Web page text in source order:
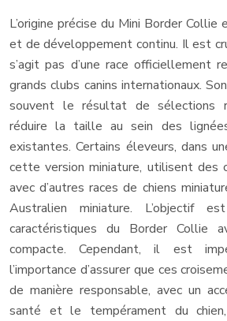
L’origine précise du Mini Border
et de développement continu. Il est
s’agit pas d’une race officiellement
grands clubs canins internationaux.
souvent le résultat de sélections
réduire la taille au sein des
existantes. Certains éleveurs, dans
cette version miniature, utilisent des
avec d’autres races de chiens
Australien miniature. L’objectif
caractéristiques du Border Collie
compacte. Cependant, il est
l’importance d’assurer que ces
de manière responsable, avec un
santé et le tempérament du